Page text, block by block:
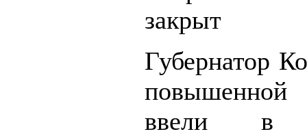
закрыт
Губернатор
повышенной
ввели в